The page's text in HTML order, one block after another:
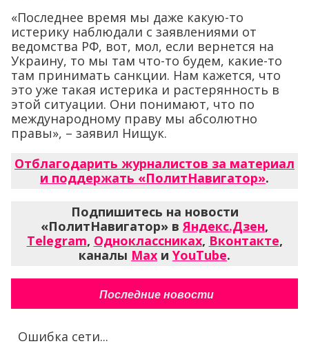
«Последнее время мы даже какую-то
истерику наблюдали с заявлениями от
ведомства РФ, вот, мол, если вернется на
Украину, то мы там что-то будем, какие-то
там принимать санкции. Нам кажется, что
это уже такая истерика и растерянность в
этой ситуации. Они понимают, что по
международному праву мы абсолютно
правы», – заявил Нищук.
Отблагодарить журналистов за материал
и поддержать «ПолитНавигатор».
Подпишитесь на новости
«ПолитНавигатор» вЯндекс.Дзен,
Telegram, Одноклассниках, Вконтакте,
каналы Max и YouTube.
Последние новости
Ошибка сети...